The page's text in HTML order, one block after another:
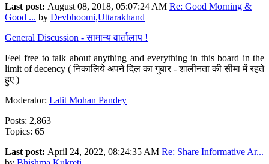
Last post: August 08, 2018, 05:07:24 AM Re: Good Morning &
Good ... by Devbhoomi,Uttarakhand
General Discussion - सामान्य वार्तालाप !
Feel free to talk about anything and everything in this board in the
limit of decency ( निकालिये अपने दिल का गुबार - शालीनता की सीमा में रहते
हुए )
Moderator: Lalit Mohan Pandey
Posts: 2,863
Topics: 65
Last post: April 24, 2022, 08:24:35 AM Re: Share Informative Ar...